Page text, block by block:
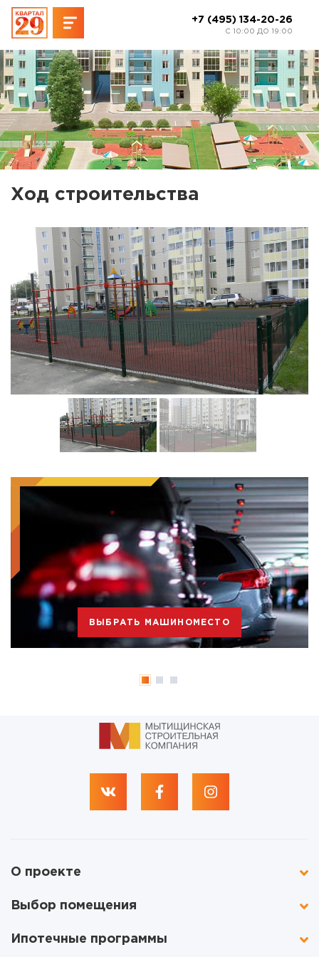
+7 (495) 134-20-26
C 10:00 ДО 19:00
Ход строительства
ВЫБРАТЬ МАШИНОМЕСТО
О проекте
Выбор помещения
Ипотечные программы